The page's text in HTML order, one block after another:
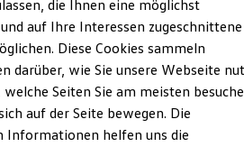
für Gebrauchtwagen
Gebrauchtwagen
06712 Zeitz
die Ihnen eine möglichst
auf Ihre Interessen zugeschnittene
Diese Cookies sammeln
darüber, wie Sie unsere Webseite
welche Seiten Sie am meisten
auf der Seite bewegen. Die
Informationen helfen uns die